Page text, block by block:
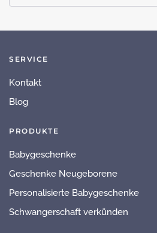
SERVICE
Kontakt
Blog
PRODUKTE
Babygeschenke
Geschenke Neugeborene
Personalisierte Babygeschenke
Schwangerschaft verkünden